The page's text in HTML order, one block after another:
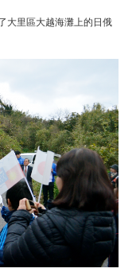
大里區大越海灘上的日俄